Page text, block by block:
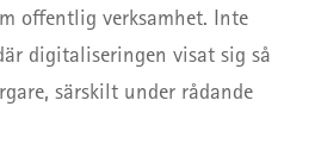
offentlig verksamhet. Inte
digitaliseringen visat sig så
särskilt under rådande